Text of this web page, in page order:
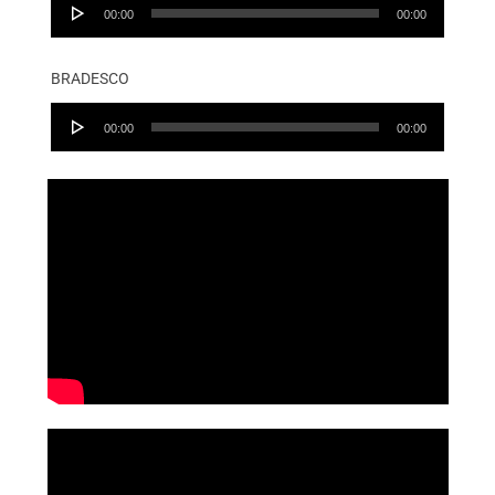
00:00 00:00
BRADESCO
Audio
00:00 00:00